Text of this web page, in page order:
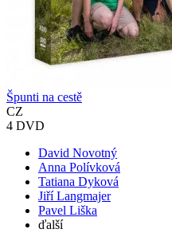
Špunti na cestě
CZ
4 DVD
David Novotný
Anna Polívková
Tatiana Dyková
Jiří Langmajer
Pavel Liška
ďalší